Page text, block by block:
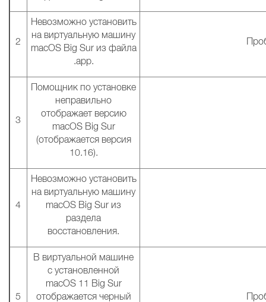
2
Невозможно установить
на виртуальную машину
macOS Big Sur из файла
.app.
3
Помощник по установке
неправильно
отображает версию
macOS Big Sur
(отображается версия
10.16).
4
Невозможно установить
на виртуальную машину
macOS Big Sur из
раздела
восстановления.
5
В виртуальной машине
с установленной
macOS 11 Big Sur
отображается черный